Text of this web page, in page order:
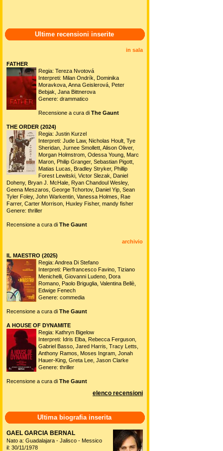
Ultime recensioni inserite
in sala
FATHER
Regia: Tereza Nvotová
Interpreti: Milan Ondrík, Dominika
Moravkova, Anna Geislerová, Peter
Bebjak, Jana Bittnerova
Genere: drammatico
Recensione a cura di The Gaunt
THE ORDER (2024)
Regia: Justin Kurzel
Interpreti: Jude Law, Nicholas Hoult, Tye
Sheridan, Jurnee Smollett, Alison Oliver,
Morgan Holmstrom, Odessa Young, Marc
Maron, Philip Granger, Sebastian Pigott,
Matias Lucas, Bradley Stryker, Phillip
Forest Lewitski, Victor Slezak, Daniel
Doheny, Bryan J. McHale, Ryan Chandoul Wesley,
Geena Meszaros, George Tchortov, Daniel Yip, Sean
Tyler Foley, John Warkentin, Vanessa Holmes, Rae
Farrer, Carter Morrison, Huxley Fisher, mandy fisher
Genere: thriller
Recensione a cura di The Gaunt
archivio
IL MAESTRO (2025)
Regia: Andrea Di Stefano
Interpreti: Pierfrancesco Favino, Tiziano
Menichelli, Giovanni Ludeno, Dora
Romano, Paolo Briguglia, Valentina Bellè,
Edwige Fenech
Genere: commedia
Recensione a cura di The Gaunt
A HOUSE OF DYNAMITE
Regia: Kathryn Bigelow
Interpreti: Idris Elba, Rebecca Ferguson,
Gabriel Basso, Jared Harris, Tracy Letts,
Anthony Ramos, Moses Ingram, Jonah
Hauer-King, Greta Lee, Jason Clarke
Genere: thriller
Recensione a cura di The Gaunt
elenco recensioni
Ultima biografia inserita
GAEL GARCIA BERNAL
Nato a: Guadalajara - Jalisco - Messico
il: 30/11/1978